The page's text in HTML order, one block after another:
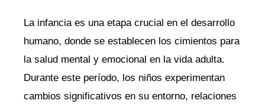
La infancia es una etapa crucial en el desarrollo
humano, donde se establecen los cimientos para
la salud mental y emocional en la vida adulta.
Durante este período, los niños experimentan
cambios significativos en su entorno, relaciones